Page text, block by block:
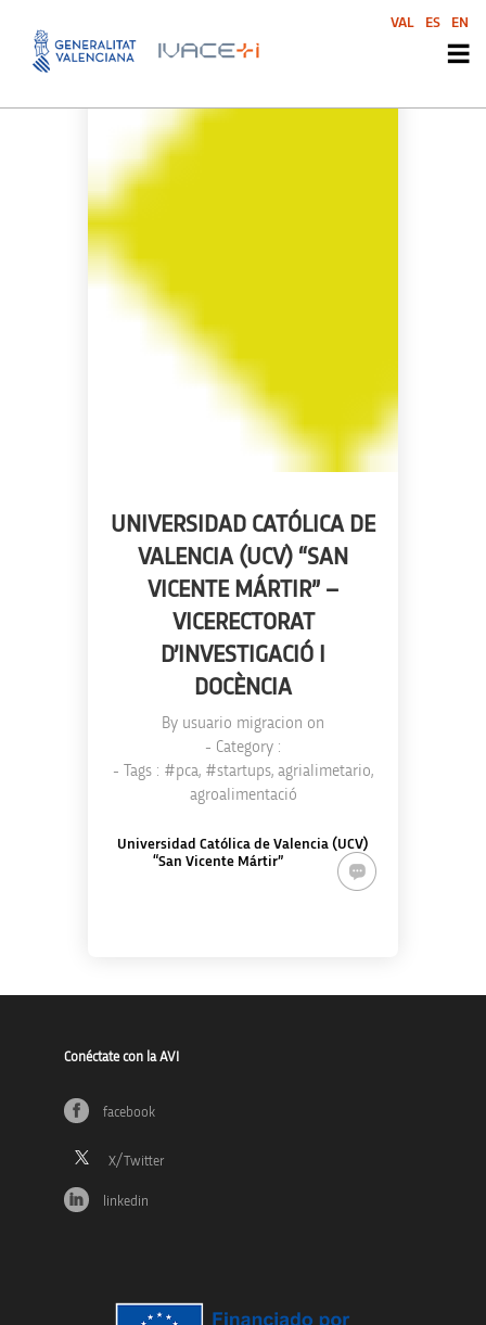
UNIVERSIDAD CATÓLICA DE
VALENCIA (UCV) “SAN
VICENTE MÁRTIR” –
VICERECTORAT
D’INVESTIGACIÓ I
DOCÈNCIA
By usuario migracion on
- Category :
- Tags : #pca, #startups, agrialimetario,
agroalimentació
Universidad Católica de Valencia (UCV)
“San Vicente Mártir”
Conéctate con la AVI
facebook
linkedin
VAL ES EN